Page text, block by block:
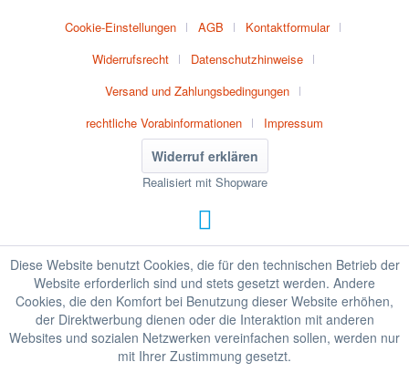
Cookie-Einstellungen AGB
Kontaktformular
Widerrufsrecht
Datenschutzhinweise
Versand und Zahlungsbedingungen
rechtliche Vorabinformationen
Impressum
Widerruf erklären
Realisiert mit Shopware
Diese Website benutzt Cookies, die für den technischen Betrieb der
Website erforderlich sind und stets gesetzt werden. Andere
Cookies, die den Komfort bei Benutzung dieser Website erhöhen,
der Direktwerbung dienen oder die Interaktion mit anderen
Websites und sozialen Netzwerken vereinfachen sollen, werden nur
mit Ihrer Zustimmung gesetzt.